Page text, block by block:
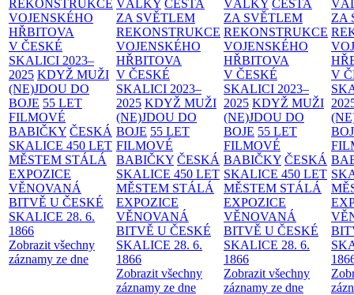
REKONSTRUKCE
VOJENSKÉHO
HŘBITOVA
V ČESKÉ
SKALICI 2023–
2025 KDYŽ MUŽI
(NE)JDOU DO
BOJE 55 LET
FILMOVÉ
BABIČKY ČESKÁ
SKALICE 450 LET
MĚSTEM STÁLÁ
EXPOZICE
VĚNOVANÁ
BITVĚ U ČESKÉ
SKALICE 28. 6.
1866
Zobrazit všechny
záznamy ze dne
VÁLKY CESTA
ZA SVĚTLEM
REKONSTRUKCE
VOJENSKÉHO
HŘBITOVA
V ČESKÉ
SKALICI 2023–
2025 KDYŽ MUŽI
(NE)JDOU DO
BOJE 55 LET
FILMOVÉ
BABIČKY ČESKÁ
SKALICE 450 LET
MĚSTEM STÁLÁ
EXPOZICE
VĚNOVANÁ
BITVĚ U ČESKÉ
SKALICE 28. 6.
1866
Zobrazit všechny
záznamy ze dne
VÁLKY CESTA
ZA SVĚTLEM
REKONSTRUKCE
VOJENSKÉHO
HŘBITOVA
V ČESKÉ
SKALICI 2023–
2025 KDYŽ MUŽI
(NE)JDOU DO
BOJE 55 LET
FILMOVÉ
BABIČKY ČESKÁ
SKALICE 450 LET
MĚSTEM STÁLÁ
EXPOZICE
VĚNOVANÁ
BITVĚ U ČESKÉ
SKALICE 28. 6.
1866
Zobrazit všechny
záznamy ze dne
ZA
V